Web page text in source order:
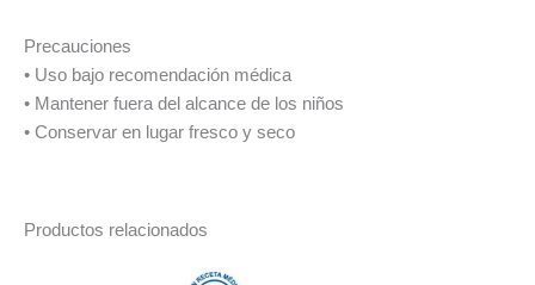
Precauciones
• Uso bajo recomendación médica
• Mantener fuera del alcance de los niños
• Conservar en lugar fresco y seco
Productos relacionados